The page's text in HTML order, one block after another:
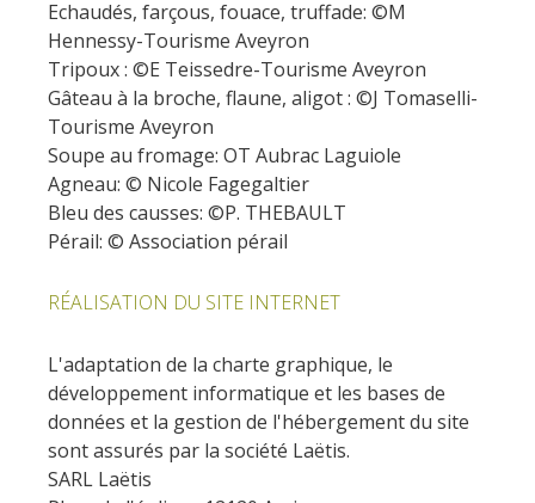
Echaudés, farçous, fouace, truffade: ©M
Hennessy-Tourisme Aveyron
Tripoux : ©E Teissedre-Tourisme Aveyron
Gâteau à la broche, flaune, aligot : ©J Tomaselli-
Tourisme Aveyron
Soupe au fromage: OT Aubrac Laguiole
Agneau: © Nicole Fagegaltier
Bleu des causses: ©P. THEBAULT
Pérail: © Association pérail
RÉALISATION DU SITE INTERNET
L'adaptation de la charte graphique, le
développement informatique et les bases de
données et la gestion de l'hébergement du site
sont assurés par la société Laëtis.
SARL Laëtis